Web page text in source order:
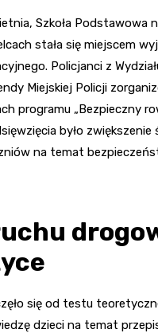
Szkoła Podstawowa
stała się miejscem
Policjanci z
Miejskiej Policji
programu „Bezpieczny
było zwiększenie
na temat
się od testu
dzieci na temat